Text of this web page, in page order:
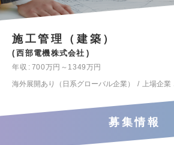
施工管理（建築）
西部電機株式会社
年収
700万円～1349万円
海外展開あり（日系グローバル企業）
上場企業
募集情報